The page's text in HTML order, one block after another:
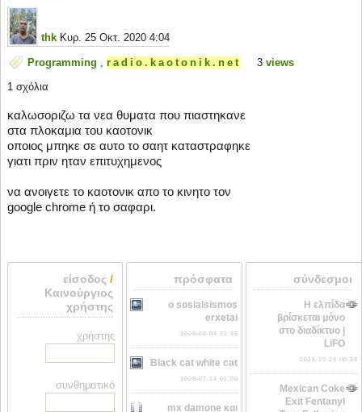
thk Κυρ. 25 Οκτ. 2020 4:04
Programming , radio.kaotonik.net 3 views
1 σχόλια
καλωσοριζω τα νεα θυματα που πιαστηκανε
στα πλοκαμια του καοτονικ
οποιος μπηκε σε αυτο το σαητ καταστραφηκε
γιατι πριν ηταν επιτυχημενος
να ανοιγετε το καοτονικ απο το κινητο τον
google chrome ή το σαφαρι.
είσοδος /
Καινούργιος
χρήστης
χρήστης
συνθηματικό
πρόσφατα
o sosialsismos
erxetai
2026-08-04 22:45
Black cat white cat
2026-07-14 01:06
mx damone και
σύνδεσμοι
Η ελπίδα
βρίσκεται μόνο
στο διαδίκτυο |
LiFO
2024-10-24 00:38
Mexican Coke
Exit Fentanyl